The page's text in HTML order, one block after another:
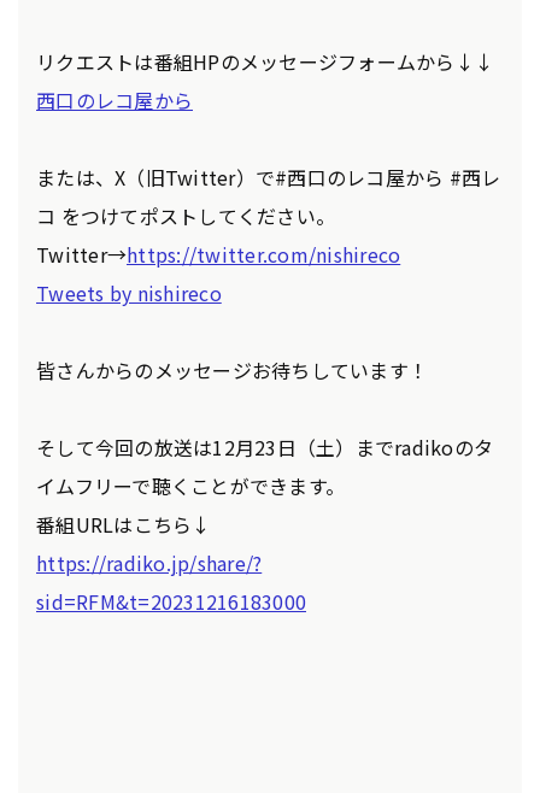
リクエストは番組HPのメッセージフォームから↓↓
西口のレコ屋から
または、X（旧Twitter）で#西口のレコ屋から #西レ
コ をつけてポストしてください。
Twitter→https://twitter.com/nishireco
Tweets by nishireco
皆さんからのメッセージお待ちしています！
そして今回の放送は12月23日（土）までradikoのタ
イムフリーで聴くことができます。
番組URLはこちら↓
https://radiko.jp/share/?
sid=RFM&t=20231216183000